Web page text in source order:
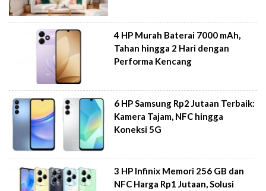
4 HP Murah Baterai 7000 mAh,
Tahan hingga 2 Hari dengan
Performa Kencang
6 HP Samsung Rp2 Jutaan Terbaik:
Kamera Tajam, NFC hingga
Koneksi 5G
3 HP Infinix Memori 256 GB dan
NFC Harga Rp1 Jutaan, Solusi